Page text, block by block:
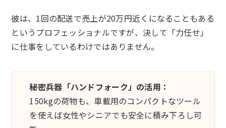
彼は、1回の配送で売上が20万円近くになることもある
というプロフェッショナルですが、決して「力任せ」
に仕事をしているわけではありません。
秘密兵器「ハンドフォーク」の活用：
150kgの荷物も、車載用のコンパクトなツール
を使えば女性やシニアでも安全に積み下ろし可